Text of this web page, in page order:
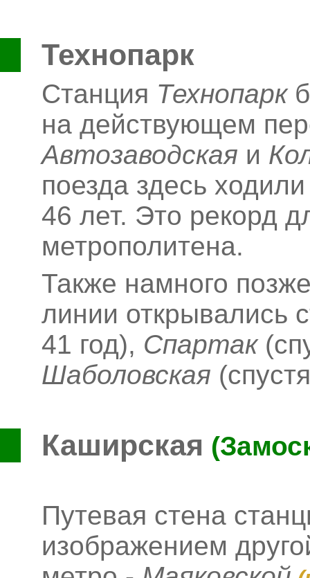
Технопарк
Станция Технопарк
на действующем
Автозаводская и
поезда здесь
46 лет. Это рекорд
метрополитена.
Также намного
линии открывались
41 год), Спартак
Шаболовская
Каширская
Путевая стена
изображением